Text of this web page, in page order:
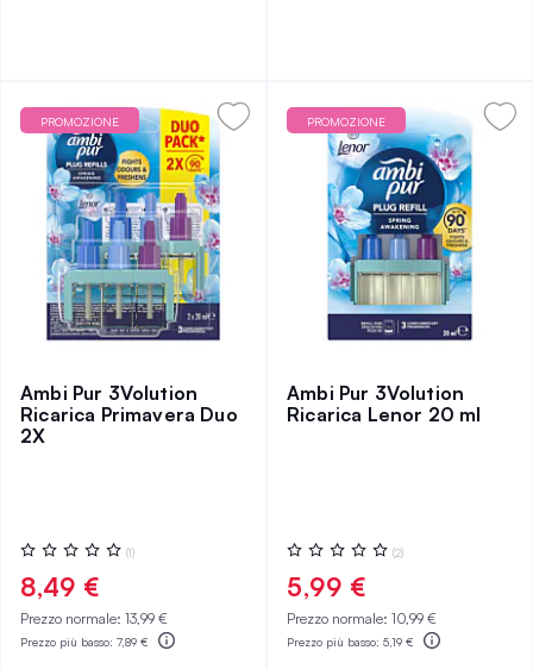
PROMOZIONE
Ambi Pur 3Volution
Ricarica Primavera Duo
2X
Valutazione:
0%
(1)
8,49 €
Prezzo normale: 13,99 €
Prezzo più basso: 7,89 €
PROMOZIONE
Ambi Pur 3Volution
Ricarica Lenor 20 ml
Valutazione:
0%
(2)
5,99 €
Prezzo normale: 10,99 €
Prezzo più basso: 5,19 €